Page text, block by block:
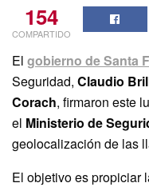
154
COMPARTIDO
El gobierno de Santa
Seguridad, Claudio
Corach, firmaron este
el Ministerio de
geolocalización de las
El objetivo es propiciar